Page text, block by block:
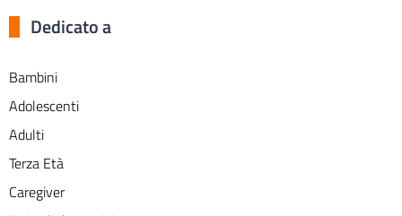
Dedicato a
Bambini
Adolescenti
Adulti
Terza Età
Caregiver